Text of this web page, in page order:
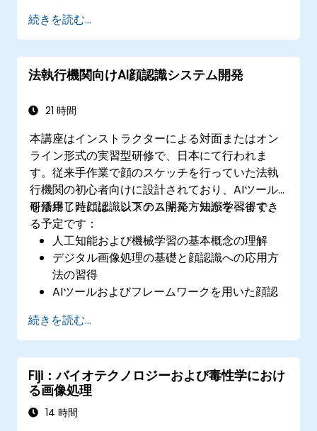
続きを読む...
法執行機関向けAI顔認識システム開発
21 時間
本講座はインストラクターによる対面またはオン
ライン形式の実習型研修で、日本にて行われま
す。従来手作業で顔のスケッチを行っていた法執
行機関の初心者向けに設計されており、AIツール
を活用した顔認識システム開発方法が学べます。
研修終了時には、以下のスキル・知識を習得でき
る予定です：
人工知能および機械学習の基本概念の理解
デジタル画像処理の基礎と顔認識への応用方
法の習得
AIツールおよびフレームワークを用いた顔認
顔認識システムの作成・学習・検証における
実践経験の獲得
顔認識技術利用時の倫理的配慮およびベスト
プラクティスの理解
続きを読む...
Fiji：バイオテクノロジーおよび毒性学におけ
る画像処理
14 時間